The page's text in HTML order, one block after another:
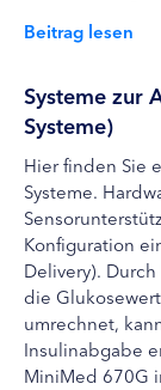
Beitrag lesen
Systeme zur
Systeme)
Hier finden Sie
Systeme.
Konfiguration
Delivery).
die
umrechnet,
Insulinabgabe
MiniMed 670G